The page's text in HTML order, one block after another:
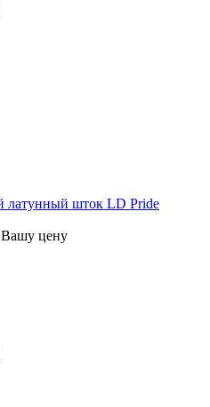
латунный шток LD Pride
Вашу цену